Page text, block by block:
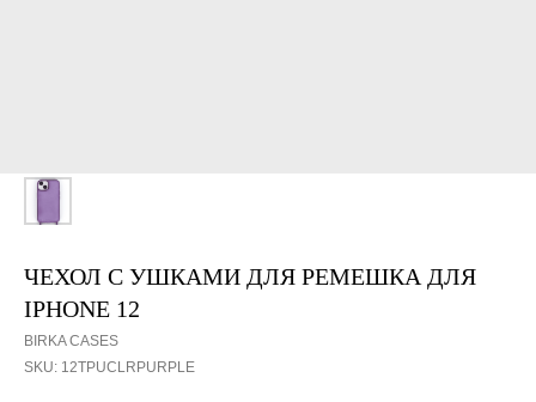
ЧЕХОЛ С УШКАМИ ДЛЯ РЕМЕШКА ДЛЯ
IPHONE 12
BIRKA CASES
SKU: 12TPUСLRPURPLE